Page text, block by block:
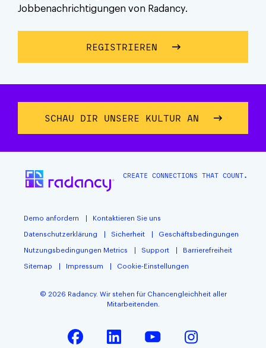
Jobbenachrichtigungen von Radancy.
REGISTRIEREN &UUML;BER
SCHAU DIR UNSERE KULTUR AN
CREATE CONNECTIONS THAT COUNT.
Demo anfordern Kontaktieren Sie uns
Datenschutzerklärung Sicherheit Geschäftsbedingungen
Nutzungsbedingungen Metrics Support Barrierefreiheit
Sitemap Impressum Cookie-Einstellungen
© 2026 Radancy. Wir stehen für Chancengleichheit aller
Mitarbeitenden.